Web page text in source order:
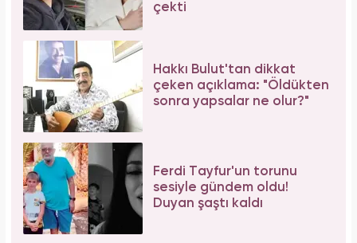
çekti
Hakkı Bulut'tan dikkat
çeken açıklama: "Öldükten
sonra yapsalar ne olur?"
Ferdi Tayfur'un torunu
sesiyle gündem oldu!
Duyan şaştı kaldı